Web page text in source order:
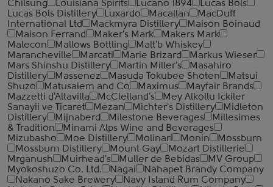
Chilsung
Louisiana Spirits Lucano 1894
Lucas Bols
Lucas Bols Distillery
Luxardo Macallan
MacDuff
International Ltd
Mackmyra Distillery
Maison Boinaud
Maison Ferrand
Maker's Mark
Makers Mark
Malecon
Mallows Bottling
Malt'b Whiskey
Marancheville
Marcati Marie Brizard
Markus Wieser
Mars Shinshu Distillery
Martin Miller's
Masahiro
Distillery
Massenez Masuda Tokubee Shoten
Matsui
Shuzo
Matusalem and Co Maximus
Mayfair Brands
Mazzetti d'Altavilla
McClelland's
Mey Alkollu Ickiler
Sanayii ve Ticaret
Mezan Michter's Distillery
Midleton
Distillery
Mijnaberd Milestone Beverages
Millesimes
& Tradition
Minami Alps Wine and Beverages
Mizubasho
Moe Distillery Molinari Monin
Mossburn
Mossburn Distillery
Mount Gay
Mozart Distillerie
Mrganush
Muirhead's Muller de Bebidas
MV Group
Myokoshuzo Co. Ltd.
Nagai
Nahapet Brandy Company
Nakano Sake Brewery
Navy Island Rum Company